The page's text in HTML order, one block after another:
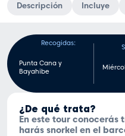
Descripción Incluye
Recogidas:
Punta Cana y
Bayahibe
¿De qué trata?
En este tour conocerás
harás snorkel en el
Tour
Blue
Lagoon
con
snorkel
barco
hundido